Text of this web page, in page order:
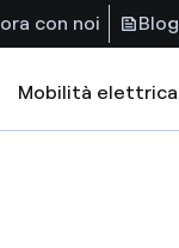
con noi Blog
Mobilità elettrica